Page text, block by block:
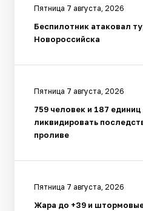
Пятница 7 августа, 2026
Беспилотник атаковал
Новороссийска
Пятница 7 августа, 2026
759 человек и 187
ликвидировать
проливе
Пятница 7 августа, 2026
Жара до +39 и